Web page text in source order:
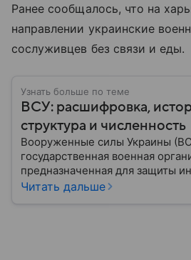
Ранее сообщалось, что на
направлении украинские
сослуживцев без связи и еды.
Узнать больше по теме
ВСУ: расшифровка,
структура и численность
Вооруженные силы Украины
государственная военная
предназначенная для защиты
военным путем. Была создана
Читать дальше